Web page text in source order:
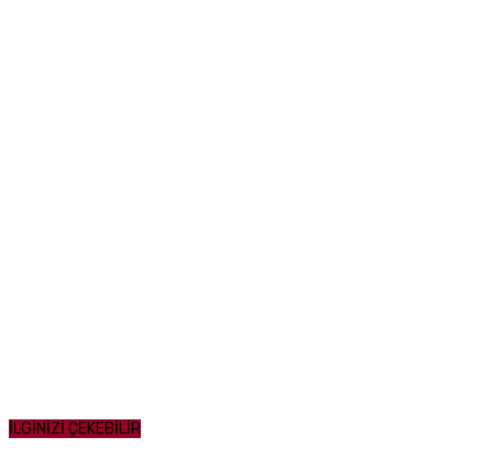
İLGİNİZİ ÇEKEBİLİR